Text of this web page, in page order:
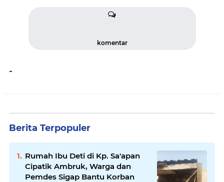
komentar
-
Berita Terpopuler
Rumah Ibu Deti di Kp. Sa'apan
Cipatik Ambruk, Warga dan
Pemdes Sigap Bantu Korban